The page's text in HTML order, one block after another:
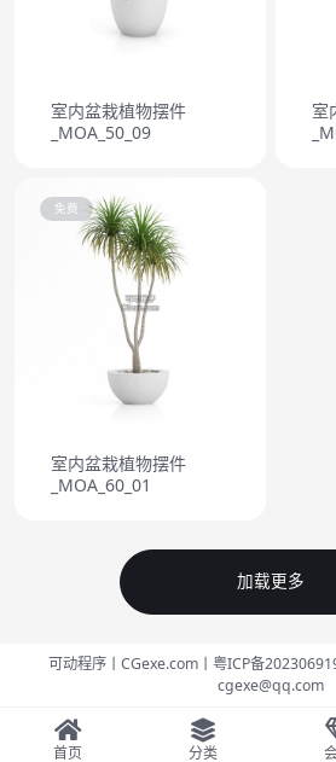
室内盆栽植物摆件
_MOA_50_09
室
免费
室内盆栽植物摆件
_MOA_60_01
加载更多
可动程序丨CGexe.com丨粤ICP备
cgexe@qq.com
首页 分类